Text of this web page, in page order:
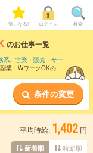
気になる! ログイン 検索
のお仕事一覧
系、 営業・販売・サー
業・WワークOKの条
条件の変更
平均時給: 1,402 円
新着順 時給順